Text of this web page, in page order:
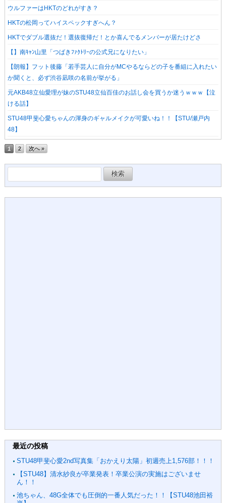
ウルファーはHKTのどれがすき？
HKTの松岡ってハイスペックすぎへん？
HKTでダブル選抜だ！選抜復帰だ！とか喜んでるメンバーが居たけどさ
【】南ｷｬﾝ山里「つばきﾌｧｸﾄﾘｰの公式兄になりたい」
【朗報】フット後藤「若手芸人に自分がMCやるならどの子を番組に入れたい
か聞くと、必ず渋谷凪咲の名前が挙がる」
元AKB48立仙愛理が妹のSTU48立仙百佳のお話し会を買うか迷うｗｗｗ【泣
ける話】
STU48甲斐心愛ちゃんの渾身のギャルメイクが可愛いね！！【STU/瀬戸内
48】
1 2 次へ »
索:
最近の投稿
STU48甲斐心愛2nd写真集「おかえり太陽」初週売上1,576部！！！
【STU48】清水紗良が卒業発表！卒業公演の実施はございませ
ん！！
池ちゃん、48G全体でも圧倒的一番人気だった！！【STU48池田裕